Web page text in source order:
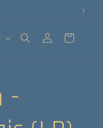
Iniciar
sesión
Carrito
-